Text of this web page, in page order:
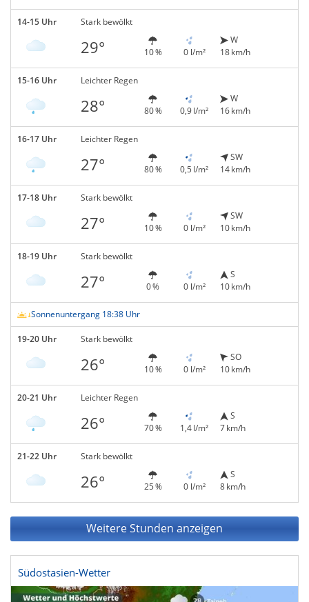
14-15 Uhr Stark bewölkt
29° 10 % 0 l/m²
W
18 km/h
15-16 Uhr Leichter Regen
28° 80 % 0,9 l/m²
W
16 km/h
16-17 Uhr Leichter Regen
27° 80 % 0,5 l/m²
SW
14 km/h
17-18 Uhr Stark bewölkt
27° 10 % 0 l/m²
SW
10 km/h
18-19 Uhr Stark bewölkt
27° 0 % 0 l/m²
S
10 km/h
Sonnenuntergang 18:38 Uhr
19-20 Uhr Stark bewölkt
26° 10 % 0 l/m²
SO
10 km/h
20-21 Uhr Leichter Regen
26° 70 % 1,4 l/m²
S
7 km/h
21-22 Uhr Stark bewölkt
26° 25 % 0 l/m²
S
8 km/h
Weitere Stunden anzeigen
Südostasien-Wetter